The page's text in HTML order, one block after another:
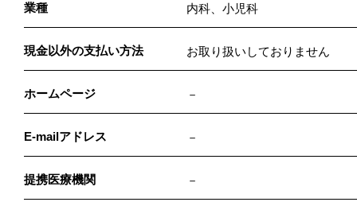
業種 内科、小児科
現金以外の支払い方法 お取り扱いしておりません
ホームページ －
E-mailアドレス －
提携医療機関 －